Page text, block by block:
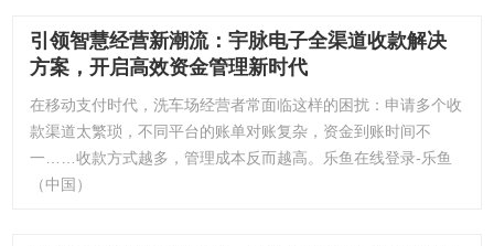
引领智慧经营新潮流：宇脉电子全渠道收款解决
方案，开启高效资金管理新时代
在移动支付时代，洗车场经营者常面临这样的困扰：申请多个收
款渠道太繁琐，不同平台的账单对账复杂，资金到账时间不
一……收款方式越多，管理成本反而越高。乐鱼在线登录-乐鱼
（中国）